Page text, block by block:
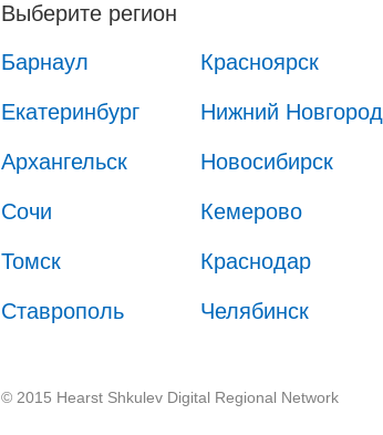
Выберите регион
Барнаул
Красноярск
Екатеринбург Нижний Новгород
Архангельск Новосибирск
Сочи Кемерово
Томск Краснодар
Ставрополь Челябинск
© 2015 Hearst Shkulev Digital Regional Network